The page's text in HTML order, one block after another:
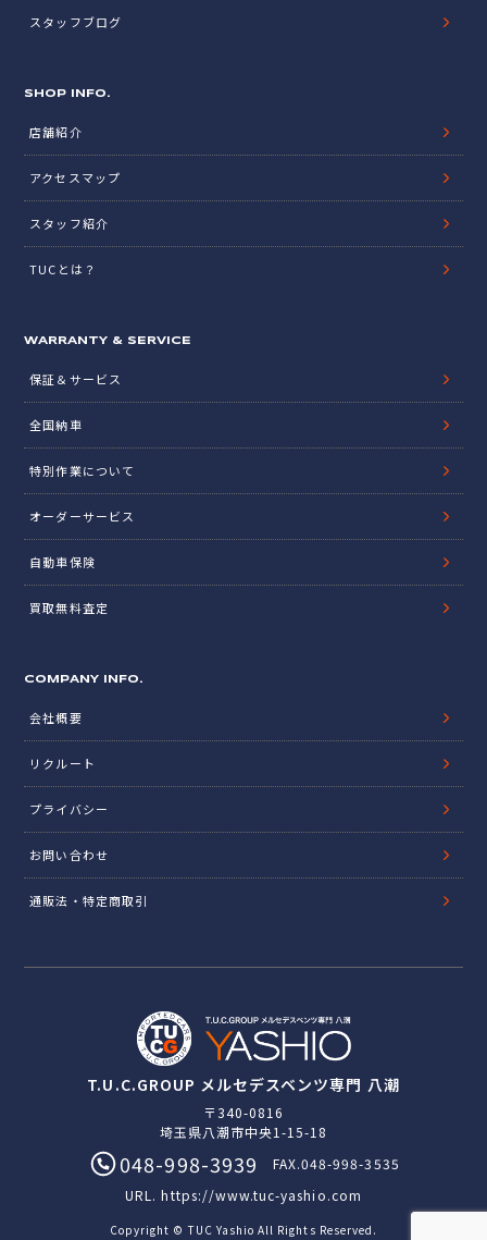
スタッフブログ
SHOP INFO.
店舗紹介
アクセスマップ
スタッフ紹介
TUCとは？
WARRANTY & SERVICE
保証＆サービス
全国納車
特別作業について
オーダーサービス
自動車保険
買取無料査定
COMPANY INFO.
会社概要
リクルート
プライバシー
お問い合わせ
通販法・特定商取引
T.U.C.GROUP メルセデスベンツ専門 八潮
〒340-0816
埼玉県八潮市中央1-15-18
048-998-3939
FAX.048-998-3535
URL.https://www.tuc-yashio.com
Copyright © TUC Yashio All Rights Reserved.